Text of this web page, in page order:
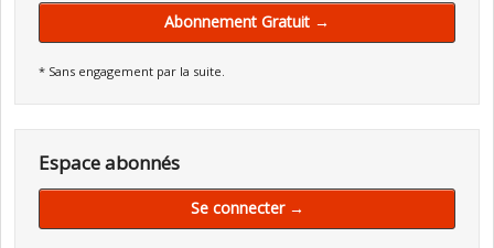
Abonnement Gratuit →
* Sans engagement par la suite.
Espace abonnés
Se connecter →